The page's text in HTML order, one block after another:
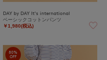
DAY by DAY It's international
ベーシックコットンパンツ
￥1,980(税込)
80%
OFF